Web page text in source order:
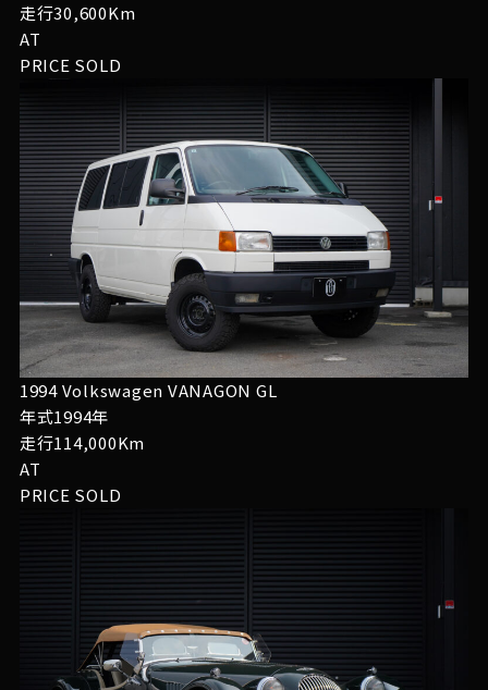
走行30,600Km
AT
PRICE SOLD
1994 Volkswagen VANAGON GL
年式1994年
走行114,000Km
AT
PRICE SOLD